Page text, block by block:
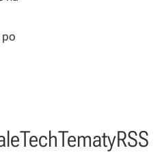
po
TechTematyRSS